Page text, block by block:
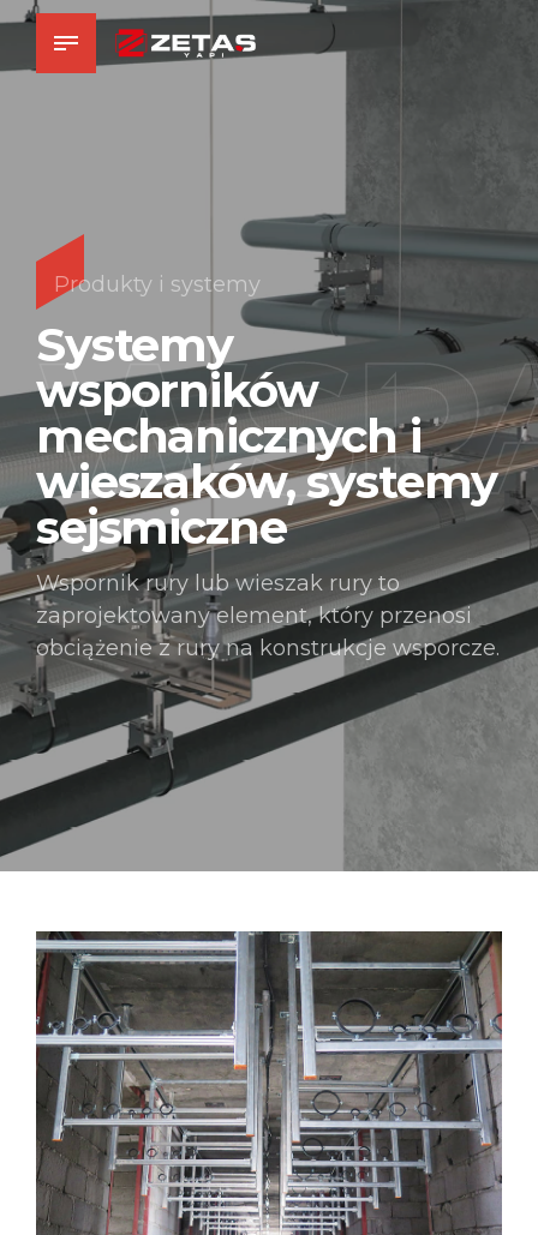
Produkty i systemy
Systemy
wsporników
mechanicznych i
wieszaków, systemy
sejsmiczne
Wspornik rury lub wieszak rury to
zaprojektowany element, który przenosi
obciążenie z rury na konstrukcje wsporcze.